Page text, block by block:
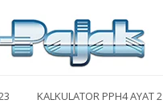
KALKULATOR PPH4 AYAT 2